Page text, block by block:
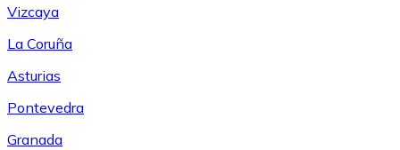
Vizcaya
La Coruña
Asturias
Pontevedra
Granada